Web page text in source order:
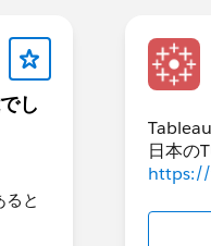
し
と
日本の